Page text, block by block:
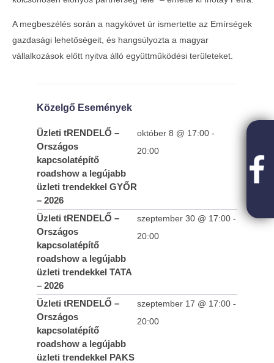
A megbeszélés során a nagykövet úr ismertette az Emírségek
gazdasági lehetőségeit, és hangsúlyozta a magyar
vállalkozások előtt nyitva álló együttműködési területeket.
Közelgő Események
Üzleti tRENDELŐ –
Országos
kapcsolatépítő
roadshow a legújabb
üzleti trendekkel GYŐR
– 2026
október 8 @ 17:00 -
20:00
Üzleti tRENDELŐ –
Országos
kapcsolatépítő
roadshow a legújabb
üzleti trendekkel TATA
– 2026
szeptember 30 @ 17:00 -
20:00
Üzleti tRENDELŐ –
Országos
kapcsolatépítő
roadshow a legújabb
üzleti trendekkel PAKS
szeptember 17 @ 17:00 -
20:00